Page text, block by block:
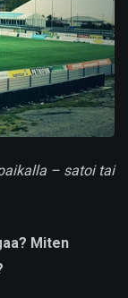
– satoi tai
Miten